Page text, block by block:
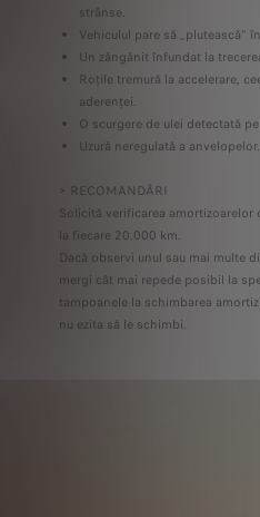
strânse.
Vehiculul pare să „plutească”
Un zăngănit înfundat la
Roțile tremură la accelerare,
aderenței.
O scurgere de ulei detectată
Uzură neregulată a anvelopelor.
> RECOMANDĂRI
Solicită verificarea amortizoarelor
la fiecare 20.000 km.
Dacă observi unul sau mai multe
mergi cât mai repede posibil la
tampoanele la schimbarea
nu ezita să le schimbi.